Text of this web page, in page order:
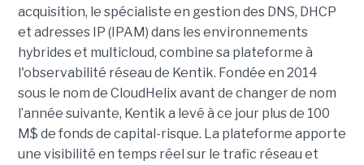
acquisition, le spécialiste en gestion des DNS, DHCP
et adresses IP (IPAM) dans les environnements
hybrides et multicloud, combine sa plateforme à
l'observabilité réseau de Kentik. Fondée en 2014
sous le nom de CloudHelix avant de changer de nom
l’année suivante, Kentik a levé à ce jour plus de 100
M$ de fonds de capital-risque. La plateforme apporte
une visibilité en temps réel sur le trafic réseau et